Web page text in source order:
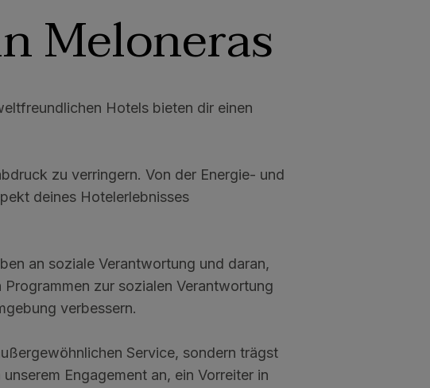
Meloneras
Hotels bieten dir einen
zu verringern. Von der Energie- und
deines Hotelerlebnisses
an soziale Verantwortung und daran,
zur sozialen Verantwortung
verbessern.
Service, sondern trägst
Engagement an, ein Vorreiter in